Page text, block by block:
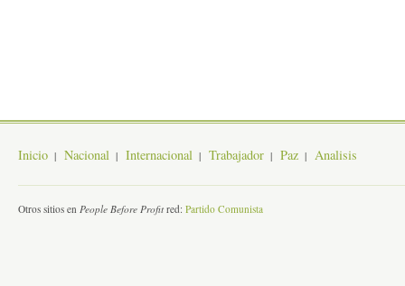
Inicio Nacional Internacional Trabajador Paz Analisis
Otros sitios en People Before Profit red: Partido Comunista